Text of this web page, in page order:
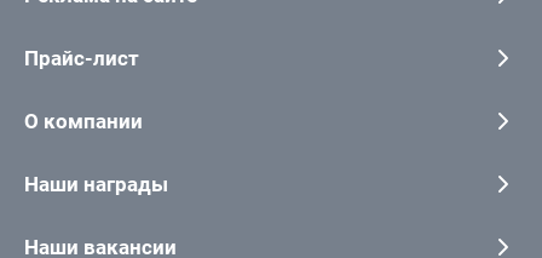
Прайс-лист
О компании
Наши награды
Наши вакансии